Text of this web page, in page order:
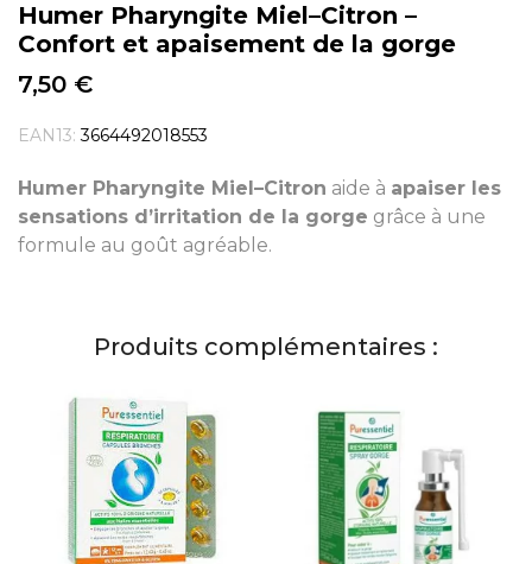
Humer Pharyngite Miel–Citron –
Confort et apaisement de la gorge
7,50 €
EAN13: 3664492018553
Humer Pharyngite Miel–Citron aide à apaiser les
sensations d’irritation de la gorge grâce à une
formule au goût agréable.
Produits complémentaires :